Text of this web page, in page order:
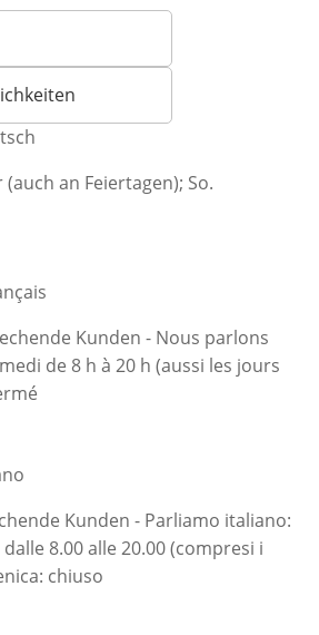
an Feiertagen); So.
Kunden - Nous parlons
de 8 h à 20 h (aussi les jours
Kunden - Parliamo italiano:
8.00 alle 20.00 (compresi i
chiuso